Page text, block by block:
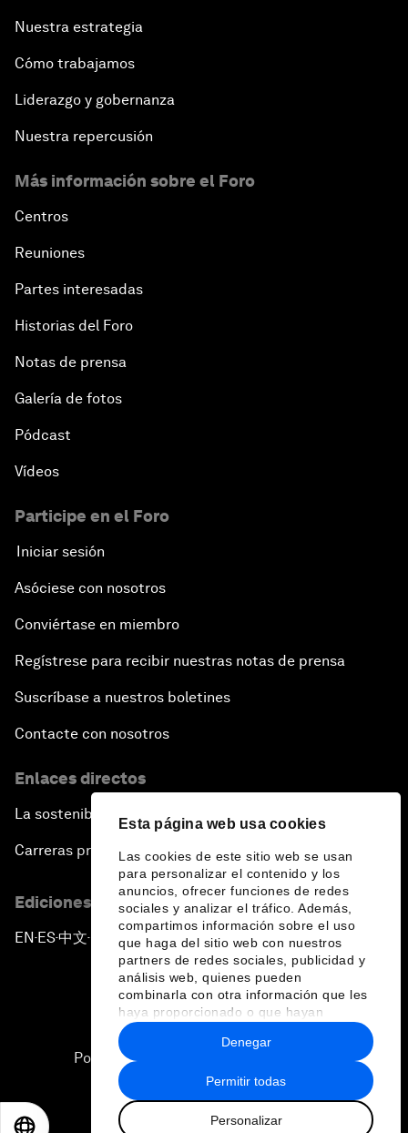
Esta página web usa cookies
Las cookies de este sitio web se usan
para personalizar el contenido y los
anuncios, ofrecer funciones de redes
sociales y analizar el tráfico. Además,
compartimos información sobre el uso
que haga del sitio web con nuestros
partners de redes sociales, publicidad y
análisis web, quienes pueden
combinarla con otra información que les
haya proporcionado o que hayan
recopilado a partir del uso que haya
hecho de sus servicios.
Permitir todas
Personalizar
Denegar
Nuestra estrategia
Cómo trabajamos
Liderazgo y gobernanza
Nuestra repercusión
Más información sobre el Foro
Centros
Reuniones
Partes interesadas
Historias del Foro
Notas de prensa
Galería de fotos
Pódcast
Vídeos
Participe en el Foro
Iniciar sesión
Asóciese con nosotros
Conviértase en miembro
Regístrese para recibir nuestras notas de prensa
Suscríbase a nuestros boletines
Contacte con nosotros
Enlaces directos
La sostenibilidad en el Foro
Carreras profesionales
Ediciones en otros idiomas
EN ▪ES▪中文▪ 日本語
Política de privacidad y normas de uso
Sitemap
2026 Foro Económico Mundial